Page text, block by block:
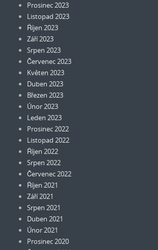
Prosinec 2023
Listopad 2023
Říjen 2023
Září 2023
Srpen 2023
Červenec 2023
Květen 2023
Duben 2023
Březen 2023
Únor 2023
Leden 2023
Prosinec 2022
Listopad 2022
Říjen 2022
Srpen 2022
Červenec 2022
Říjen 2021
Září 2021
Srpen 2021
Duben 2021
Únor 2021
Prosinec 2020